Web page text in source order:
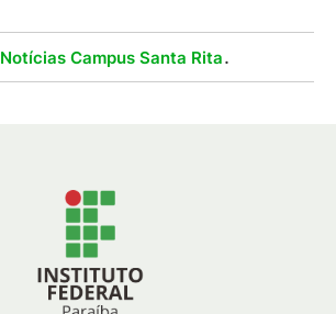
Notícias Campus Santa Rita.